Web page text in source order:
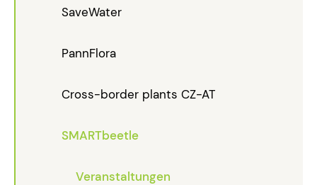
SaveWater
PannFlora
Cross-border plants CZ-AT
SMARTbeetle
Veranstaltungen